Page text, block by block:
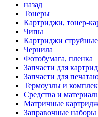
назад
Тонеры
Картриджи, тонер-
Чипы
Картриджи струйные
Чернила
Фотобумага, пленка
Запчасти для
Запчасти для
Термоузлы и
Средства и
Матричные
Заправочные